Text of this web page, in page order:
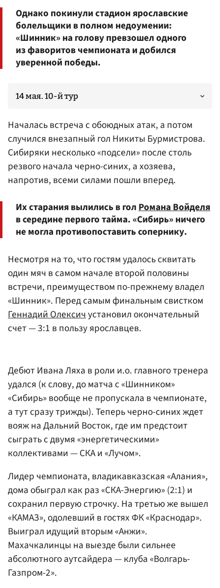
Однако покинули стадион ярославские
болельщики в полном недоумении:
«Шинник» на голову превзошел одного
из фаворитов чемпионата и добился
уверенной победы.
14 мая. 10-й тур
Началась встреча с обоюдных атак, а потом
случился внезапный гол Никиты Бурмистрова.
Сибиряки несколько «подсели» после столь
резвого начала черно-синих, а хозяева,
напротив, всеми силами пошли вперед.
Их старания вылились в голРомана Войделя
в середине первого тайма. «Сибирь» ничего
не могла противопоставить сопернику.
Несмотря на то, что гостям удалось сквитать
один мяч в самом начале второй половины
встречи, преимуществом по-прежнему владел
«Шинник». Перед самым финальным свистком
Геннадий Олексичустановил окончательный
счет — 3:1 в пользу ярославцев.
Дебют Ивана Ляха в роли и.о. главного тренера
удался (к слову, до матча с «Шинником»
«Сибирь» вообще не пропускала в чемпионате,
а тут сразу трижды). Теперь черно-синих ждет
вояж на Дальний Восток, где им предстоит
сыграть с двумя «энергетическими»
коллективами — СКА и «Лучом».
Лидер чемпионата, владикавказская «Алания»,
дома обыграл как раз «СКА-Энергию» (2:1) и
сохранил первую строчку. На третью же вышел
«КАМАЗ», одолевший в гостях ФК «Краснодар».
Выиграл идущий вторым «Анжи».
Махачкалинцы на выезде были сильнее
абсолютного аутсайдера — клуба «Волгарь-
Газпром-2».